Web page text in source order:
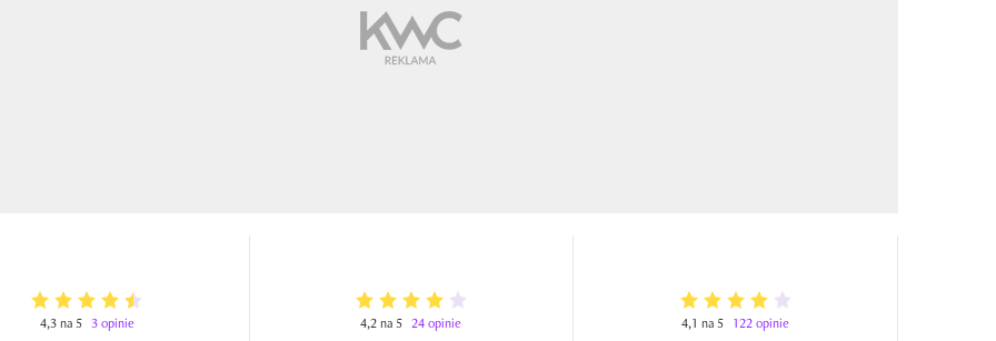
4,3 na 5 3 opinie 4,2 na 5 24 opinie 4,1 na 5 122 opinie